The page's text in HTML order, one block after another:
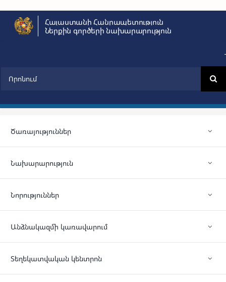
content
Հայաստանի Հանրապետություն
Ներքին գործերի նախարարություն
Ծառայություններ
Նախարարություն
Նորություններ
Անձնակազմի կառավարում
Տեղեկատվական կենտրոն